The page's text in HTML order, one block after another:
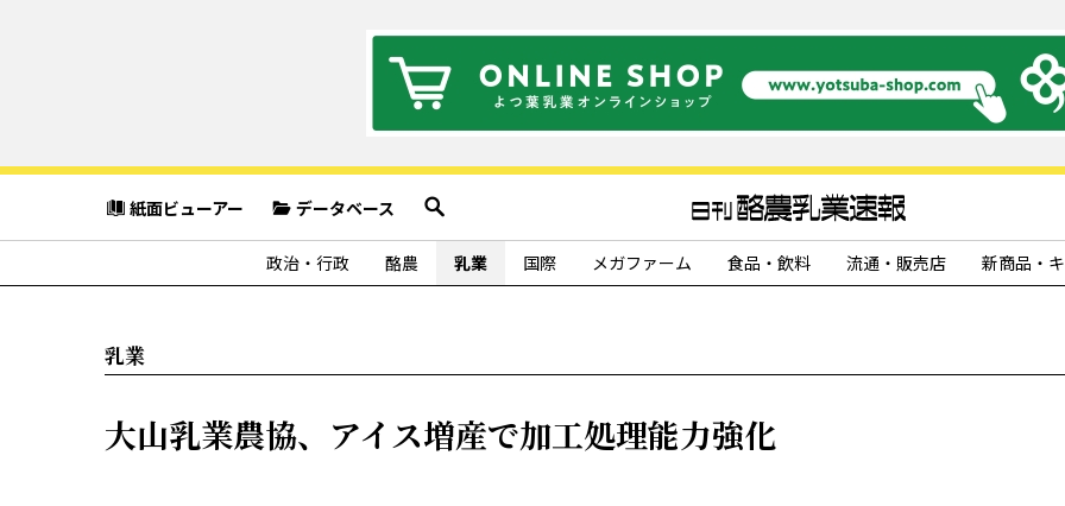
紙面ビューアー データベース
政治・行政 酪農 乳業 国際 メガファーム 食品・飲料 流通・販売店 新商品・
乳業
大山乳業農協、アイス増産で加工処理能力強化